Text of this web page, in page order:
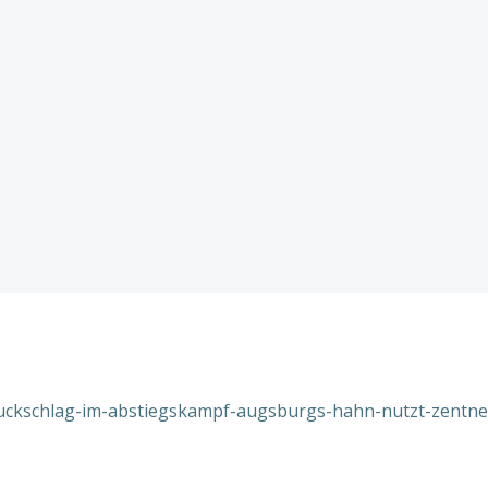
im-abstiegskampf-augsburgs-hahn-nutzt-